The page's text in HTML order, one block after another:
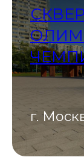
СКВЕР
г.